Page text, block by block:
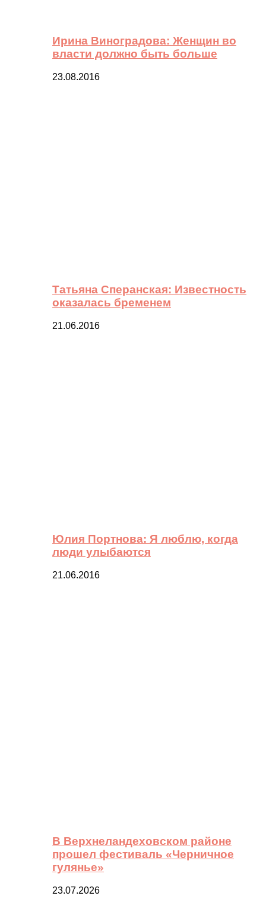
Ирина Виноградова: Женщин во
власти должно быть больше
23.08.2016
Татьяна Сперанская: Известность
оказалась бременем
21.06.2016
Юлия Портнова: Я люблю, когда
люди улыбаются
21.06.2016
В Верхнеландеховском районе
прошел фестиваль «Черничное
гулянье»
23.07.2026